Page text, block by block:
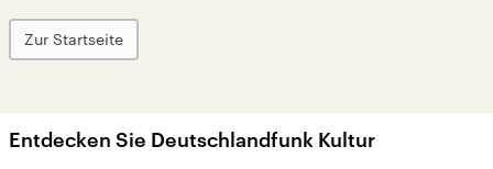
Zur Startseite
Entdecken Sie Deutschlandfunk Kultur